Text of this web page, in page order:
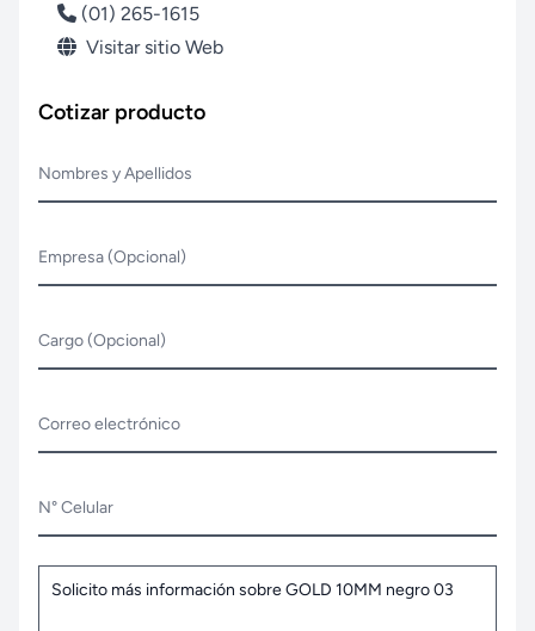
(01) 265-1615
Visitar sitio Web
Cotizar producto
Nombres y Apellidos
Empresa (Opcional)
Cargo (Opcional)
Correo electrónico
N° Celular